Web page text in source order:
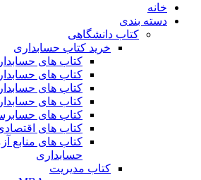
خانه
دسته بندی
کتاب دانشگاهی
خرید کتاب حسابداری
کتاب های
کتاب های
کتاب های
کتاب های
کتاب های
کتاب های
کتاب های منابع
حسابداری
کتاب مدیریت